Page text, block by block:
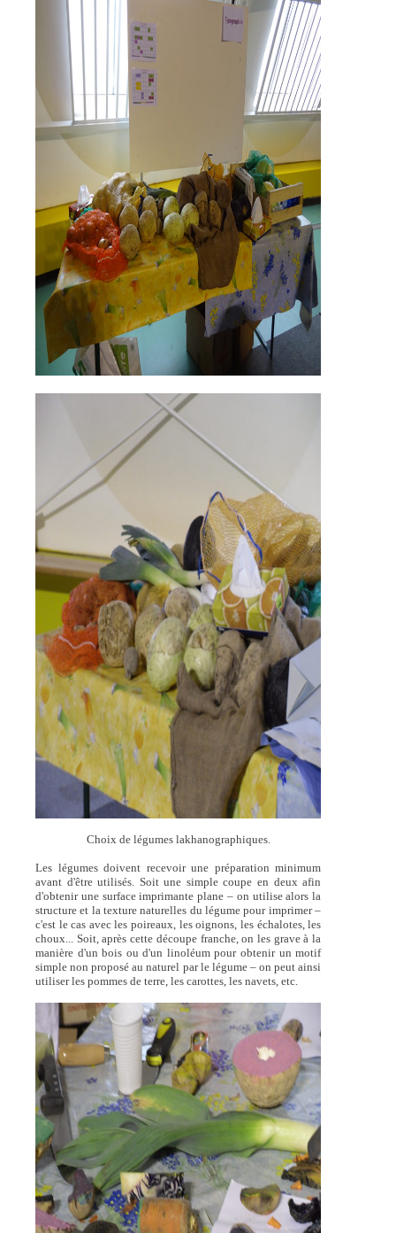
Choix de légumes lakhanographiques.
Les légumes doivent recevoir une préparation minimum
avant d'être utilisés. Soit une simple coupe en deux afin
d'obtenir une surface imprimante plane – on utilise alors la
structure et la texture naturelles du légume pour imprimer –
c'est le cas avec les poireaux, les oignons, les échalotes, les
choux... Soit, après cette découpe franche, on les grave à la
manière d'un bois ou d'un linoléum pour obtenir un motif
simple non proposé au naturel par le légume – on peut ainsi
utiliser les pommes de terre, les carottes, les navets, etc.